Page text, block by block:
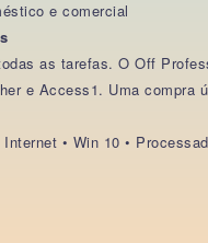
e comercial
as tarefas. O Off
e Access1. Uma compra
• Win 10 •